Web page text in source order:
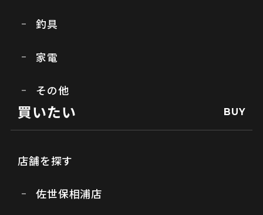
釣具
家電
その他
買いたい BUY
店舗を探す
佐世保相浦店